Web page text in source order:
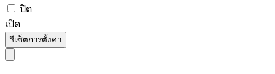
ปิด
เปิด
รีเซ็ตการตั้งค่า